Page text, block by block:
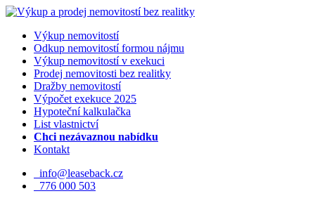
Výkup nemovitostí
Odkup nemovitostí formou nájmu
Výkup nemovitostí v exekuci
Prodej nemovitosti bez realitky
Dražby nemovitostí
Výpočet exekuce 2025
Hypoteční kalkulačka
List vlastnictví
Chci nezávaznou nabídku
Kontakt
info@leaseback.cz
776 000 503